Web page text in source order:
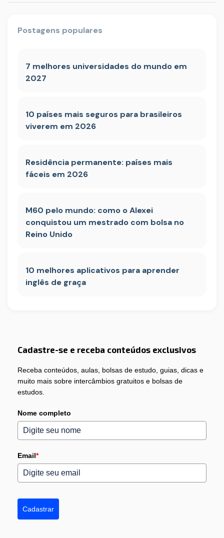
Postagens populares
7 melhores universidades do mundo em
2027
10 países mais seguros para brasileiros
viverem em 2026
Residência permanente: países mais
fáceis em 2026
M60 pelo mundo: como o Alexei
conquistou um mestrado com bolsa no
Reino Unido
10 melhores aplicativos para aprender
inglês de graça
Cadastre-se e receba conteúdos exclusivos
Receba conteúdos, aulas, bolsas de estudo, guias, dicas e
muito mais sobre intercâmbios gratuitos e bolsas de
estudos.
Nome completo
Email*
Cadastrar